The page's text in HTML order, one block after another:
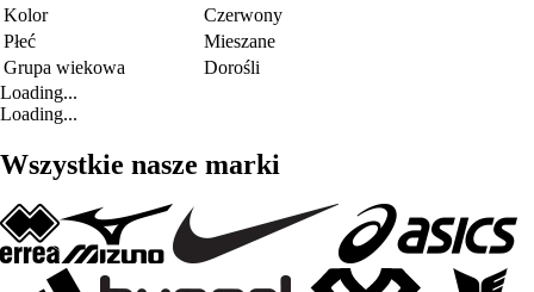
Kolor
Czerwony
Płeć
Mieszane
Grupa wiekowa
Dorośli
Loading...
Loading...
Wszystkie nasze marki